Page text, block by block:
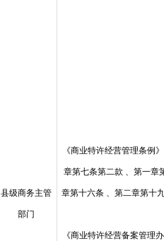
县级商务主管
部门
《商业特许经营管理条例
章第七条第二款 、第一章
章第十六条 、第二章第十
《商业特许经营备案管理